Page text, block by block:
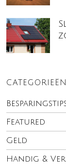
CATEGORIEËN
Featured
Geld
Handig &